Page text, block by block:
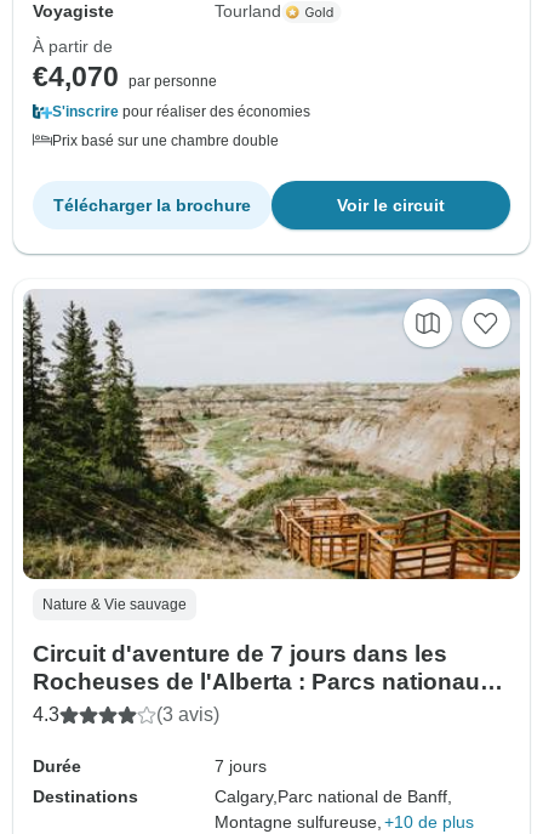
Voyagiste
Tourland
À partir de
€4,070
par personne
S'inscrire pour réaliser des économies
Prix basé sur une chambre double
Voir le circuit
Télécharger la brochure
Nature & Vie sauvage
Circuit d'aventure de 7 jours dans les
Rocheuses de l'Alberta : Parcs nationaux
de Banff, Jasper, Yoho, Waterton et
4.3 (3 avis)
Durée
7 jours
Destinations
Calgary,Parc national de Banff,
Montagne sulfureuse, +10 de plus